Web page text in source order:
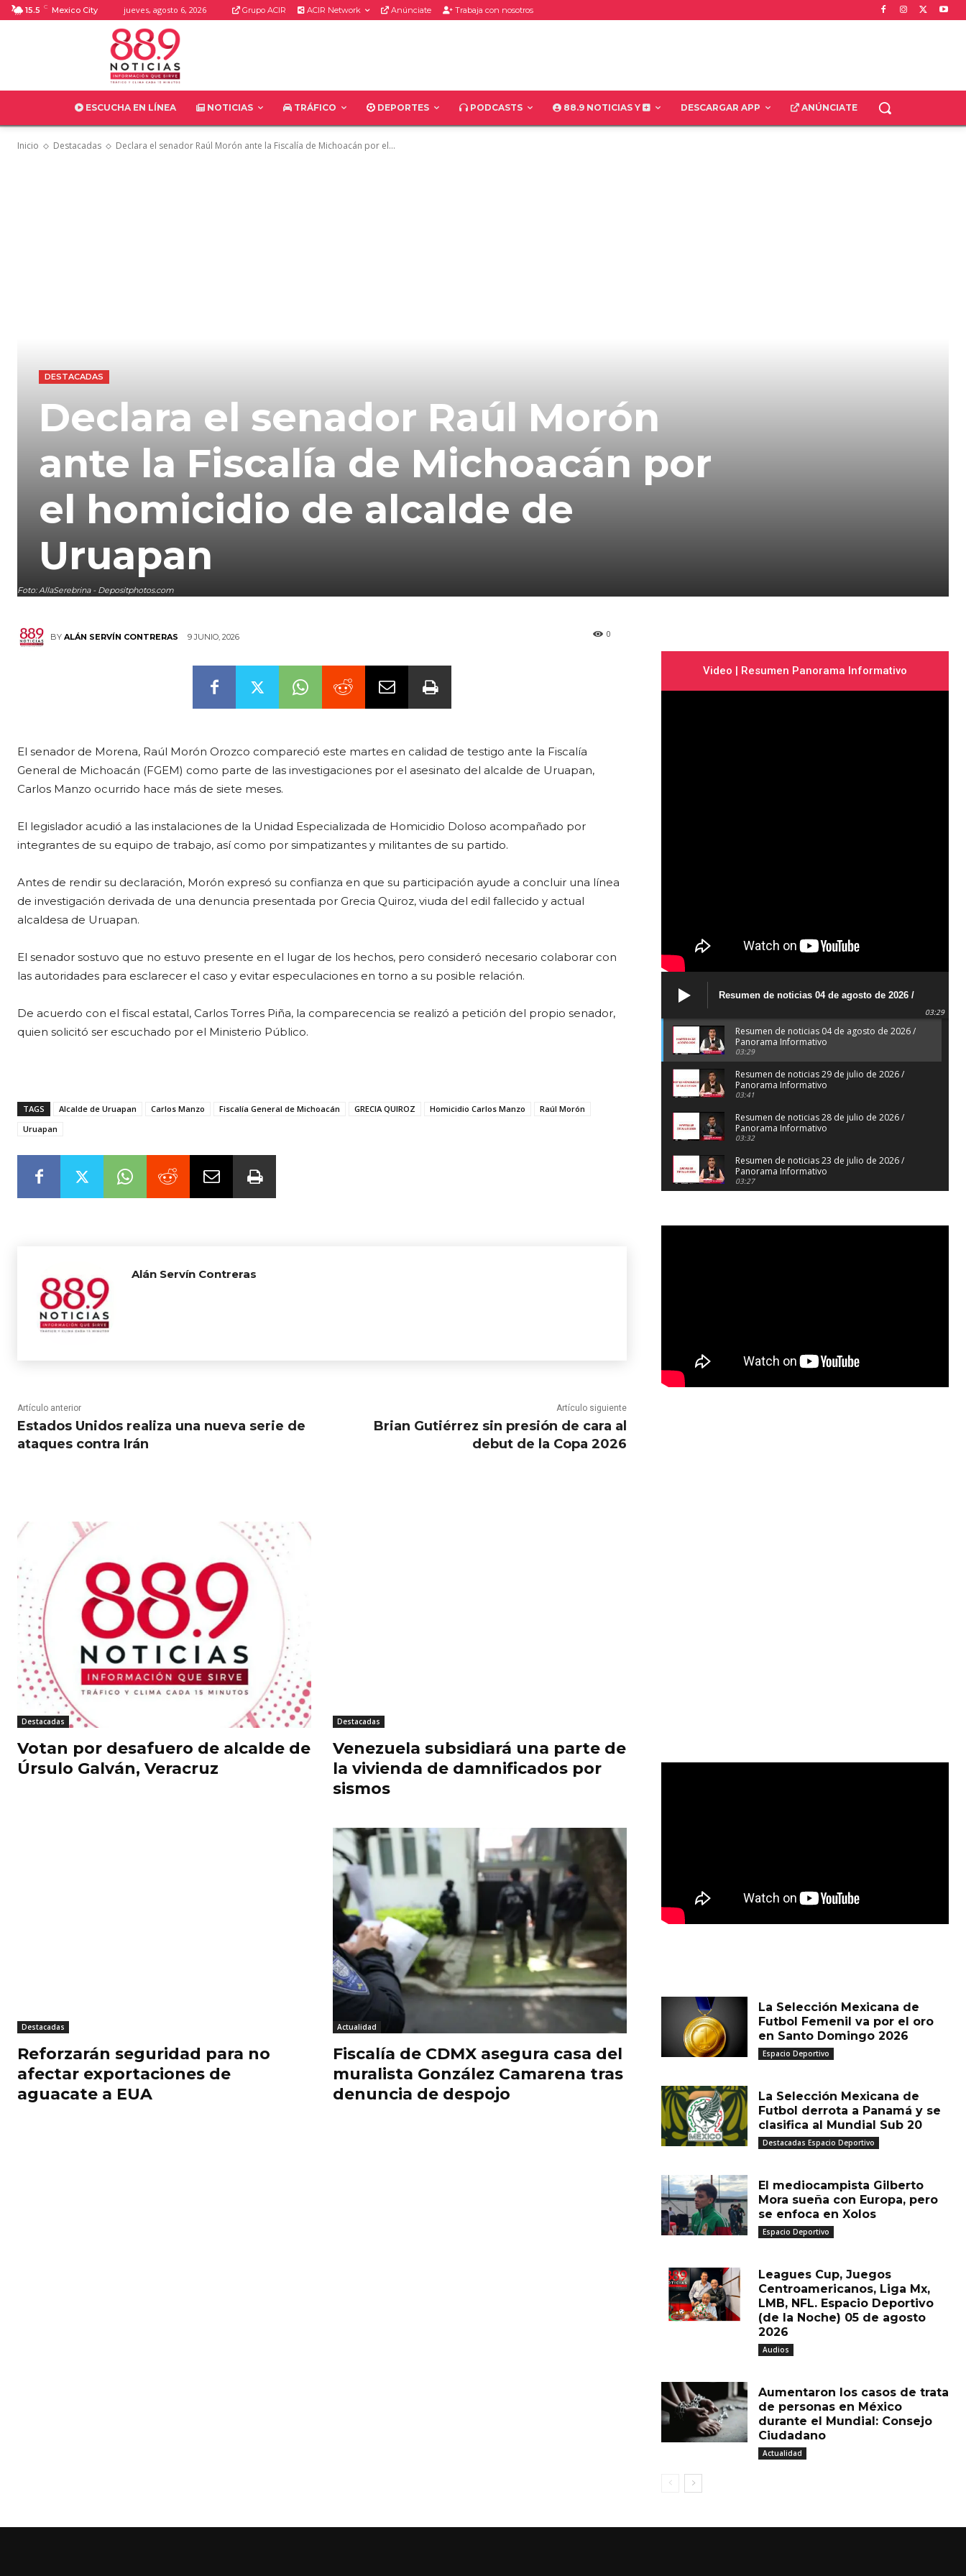
15.5 C Mexico City jueves, agosto 6, 2026 Grupo ACIR ACIR Network Anúnciate Trabaja con nosotros
ESCUCHA EN LÍNEA NOTICIAS TRÁFICO DEPORTES PODCASTS 88.9 NOTICIAS Y DESCARGAR APP ANÚNCIATE
Inicio Destacadas Declara el senador Raúl Morón ante la Fiscalía de Michoacán por el...
Foto: AllaSerebrina - Depositphotos.com
DESTACADAS
Declara el senador Raúl Morón
ante la Fiscalía de Michoacán por
el homicidio de alcalde de
Uruapan
BY ALÁN SERVÍN CONTRERAS 9 JUNIO, 2026 0
El senador de Morena, Raúl Morón Orozco compareció este martes en calidad de testigo ante la Fiscalía
General de Michoacán (FGEM) como parte de las investigaciones por el asesinato del alcalde de Uruapan,
Carlos Manzo ocurrido hace más de siete meses.
El legislador acudió a las instalaciones de la Unidad Especializada de Homicidio Doloso acompañado por
integrantes de su equipo de trabajo, así como por simpatizantes y militantes de su partido.
Antes de rendir su declaración, Morón expresó su confianza en que su participación ayude a concluir una línea
de investigación derivada de una denuncia presentada por Grecia Quiroz, viuda del edil fallecido y actual
alcaldesa de Uruapan.
El senador sostuvo que no estuvo presente en el lugar de los hechos, pero consideró necesario colaborar con
las autoridades para esclarecer el caso y evitar especulaciones en torno a su posible relación.
De acuerdo con el fiscal estatal, Carlos Torres Piña, la comparecencia se realizó a petición del propio senador,
quien solicitó ser escuchado por el Ministerio Público.
TAGS Alcalde de Uruapan Carlos Manzo Fiscalía General de Michoacán GRECIA QUIROZ Homicidio Carlos Manzo
Raúl Morón
Uruapan
Alán Servín Contreras
Artículo anterior
Estados Unidos realiza una nueva serie de
ataques contra Irán
Artículo siguiente
Brian Gutiérrez sin presión de cara al
debut de la Copa 2026
Destacadas
Votan por desafuero de alcalde de
Úrsulo Galván, Veracruz
Destacadas
Venezuela subsidiará una parte de
la vivienda de damnificados por
sismos
Destacadas
Reforzarán seguridad para no
afectar exportaciones de
aguacate a EUA
Actualidad
Fiscalía de CDMX asegura casa del
muralista González Camarena tras
denuncia de despojo
Video | Resumen Panorama Informativo
Resumen de noticias 04 de agosto de 2026 /
03:29
Resumen de noticias 04 de agosto de 2026 /
Panorama Informativo
03:29
Resumen de noticias 29 de julio de 2026 /
Panorama Informativo
03:41
Resumen de noticias 28 de julio de 2026 /
Panorama Informativo
03:32
Resumen de noticias 23 de julio de 2026 /
Panorama Informativo
03:27
04:18
La Selección Mexicana de
Futbol Femenil va por el oro
en Santo Domingo 2026
Espacio Deportivo
La Selección Mexicana de
Futbol derrota a Panamá y se
clasifica al Mundial Sub 20
Destacadas Espacio Deportivo
El mediocampista Gilberto
Mora sueña con Europa, pero
se enfoca en Xolos
Espacio Deportivo
Leagues Cup, Juegos
Centroamericanos, Liga Mx,
LMB, NFL. Espacio Deportivo
(de la Noche) 05 de agosto
2026
Audios
Aumentaron los casos de trata
de personas en México
durante el Mundial: Consejo
Ciudadano
Actualidad